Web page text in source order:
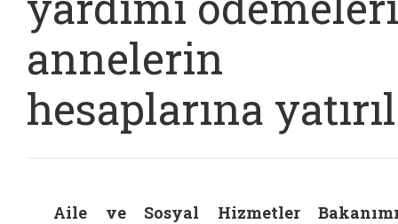
annelerin
hesaplarına
Aile ve Sosyal Hizmetler